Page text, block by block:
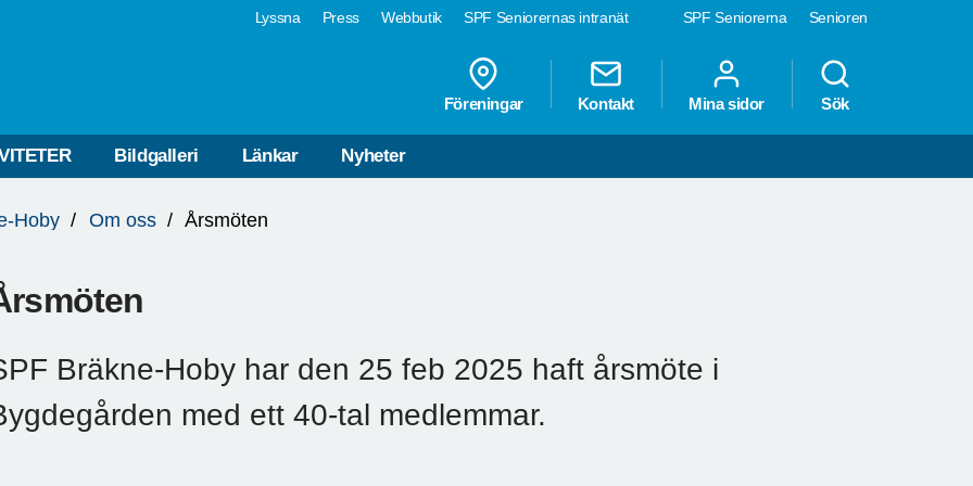
SPF Seniorerna Senioren
Lyssna Press Webbutik SPF Seniorernas intranät
Föreningar Kontakt Mina sidor Sök
Bildgalleri Länkar Nyheter
Hoby Om oss Årsmöten
Bräkne-Hoby har den 25 feb 2025 haft årsmöte i
med ett 40-tal medlemmar.